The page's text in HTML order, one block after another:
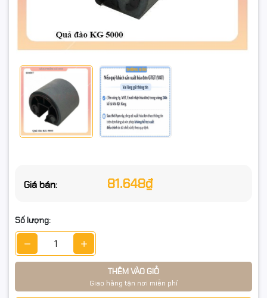
Giá bán: 81.648₫
Số lượng:
THÊM VÀO GIỎ
Giao hàng tận nơi miễn phí